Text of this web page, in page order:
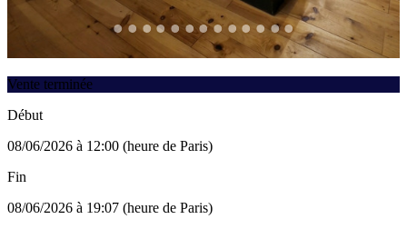
Vente terminée
Début
08/06/2026 à 12:00 (heure de Paris)
Fin
08/06/2026 à 19:07 (heure de Paris)